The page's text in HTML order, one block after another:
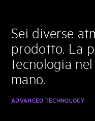
Sei diverse
prodotto. La
tecnologia
mano.
ADVANCED TECHNOLOGY